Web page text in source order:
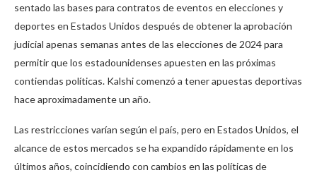
sentado las bases para contratos de eventos en elecciones y
deportes en Estados Unidos después de obtener la aprobación
judicial apenas semanas antes de las elecciones de 2024 para
permitir que los estadounidenses apuesten en las próximas
contiendas políticas. Kalshi comenzó a tener apuestas deportivas
hace aproximadamente un año.
Las restricciones varían según el país, pero en Estados Unidos, el
alcance de estos mercados se ha expandido rápidamente en los
últimos años, coincidiendo con cambios en las políticas de